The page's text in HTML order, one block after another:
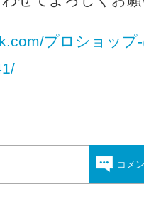
プロショップ
コメ